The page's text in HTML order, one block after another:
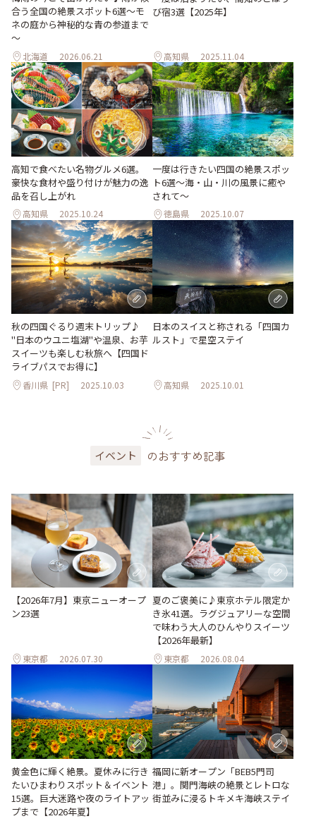
合う全国の絶景スポット6選～モ
ネの庭から神秘的な青の参道まで
～
北海道 2026.06.21
び宿3選【2025年】
高知県 2025.11.04
高知で食べたい名物グルメ6選。
豪快な食材や盛り付けが魅力の逸
品を召し上がれ
高知県 2025.10.24
一度は行きたい四国の絶景スポッ
ト6選〜海・山・川の風景に癒や
されて〜
徳島県 2025.10.07
秋の四国ぐるり週末トリップ♪
"日本のウユニ塩湖"や温泉、お芋
スイーツも楽しむ秋旅へ【四国ド
ライブパスでお得に】
香川県 [PR] 2025.10.03
日本のスイスと称される「四国カ
ルスト」で星空ステイ
高知県 2025.10.01
イベント のおすすめ記事
【2026年7月】東京ニューオープ
ン23選
東京都 2026.07.30
夏のご褒美に♪東京ホテル限定か
き氷41選。ラグジュアリーな空間
で味わう大人のひんやりスイーツ
【2026年最新】
東京都 2026.08.04
黄金色に輝く絶景。夏休みに行き
たいひまわりスポット＆イベント
15選。巨大迷路や夜のライトアッ
プまで【2026年夏】
福岡に新オープン「BEB5門司
港」。関門海峡の絶景とレトロな
街並みに浸るトキメキ海峡ステイ